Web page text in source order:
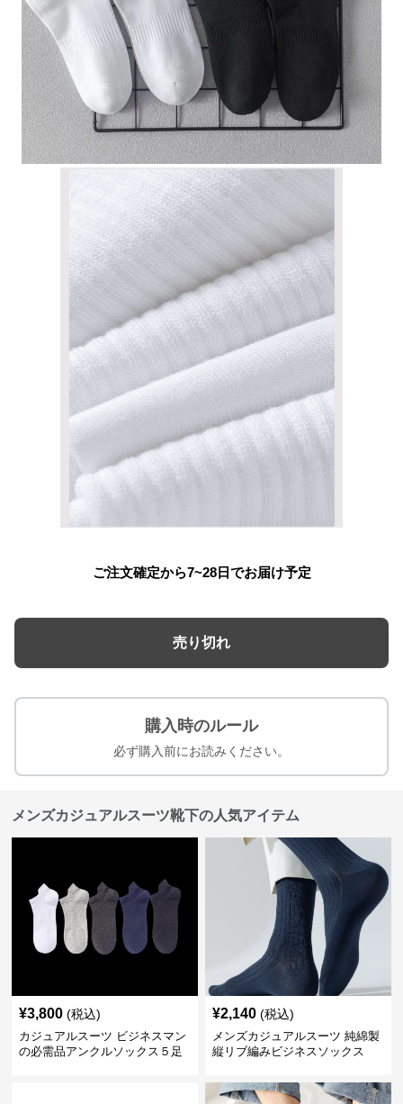
ご注文確定から7~28日でお届け予定
売り切れ
購入時のルール
必ず購入前にお読みください。
メンズカジュアルスーツ靴下の人気アイテム
¥3,800 (税込)
カジュアルスーツ ビジネスマン
の必需品アンクルソックス５足
¥2,140 (税込)
メンズカジュアルスーツ 純綿製
縦リブ編みビジネスソックス